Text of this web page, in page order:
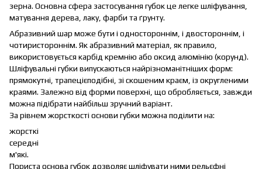
зерна. Основна сфера застосування губок це легке шліфування,
матування дерева, лаку, фарби та ґрунту.
Абразивний шар може бути і одностороннім, і двостороннім, і
чотиристороннім. Як абразивний матеріал, як правило,
використовується карбід кремнію або оксид алюмінію (корунд).
Шліфувальні губки випускаються найрізноманітніших форм:
прямокутні, трапецієподібні, зі скошеним краєм, із округленими
краями. Залежно від форми поверхні, що обробляється, завжди
можна підібрати найбільш зручний варіант.
За рівнем жорсткості основи губки можна поділити на:
жорсткі
середні
м'які.
Пориста основа губок дозволяє шліфувати ними рельєфні